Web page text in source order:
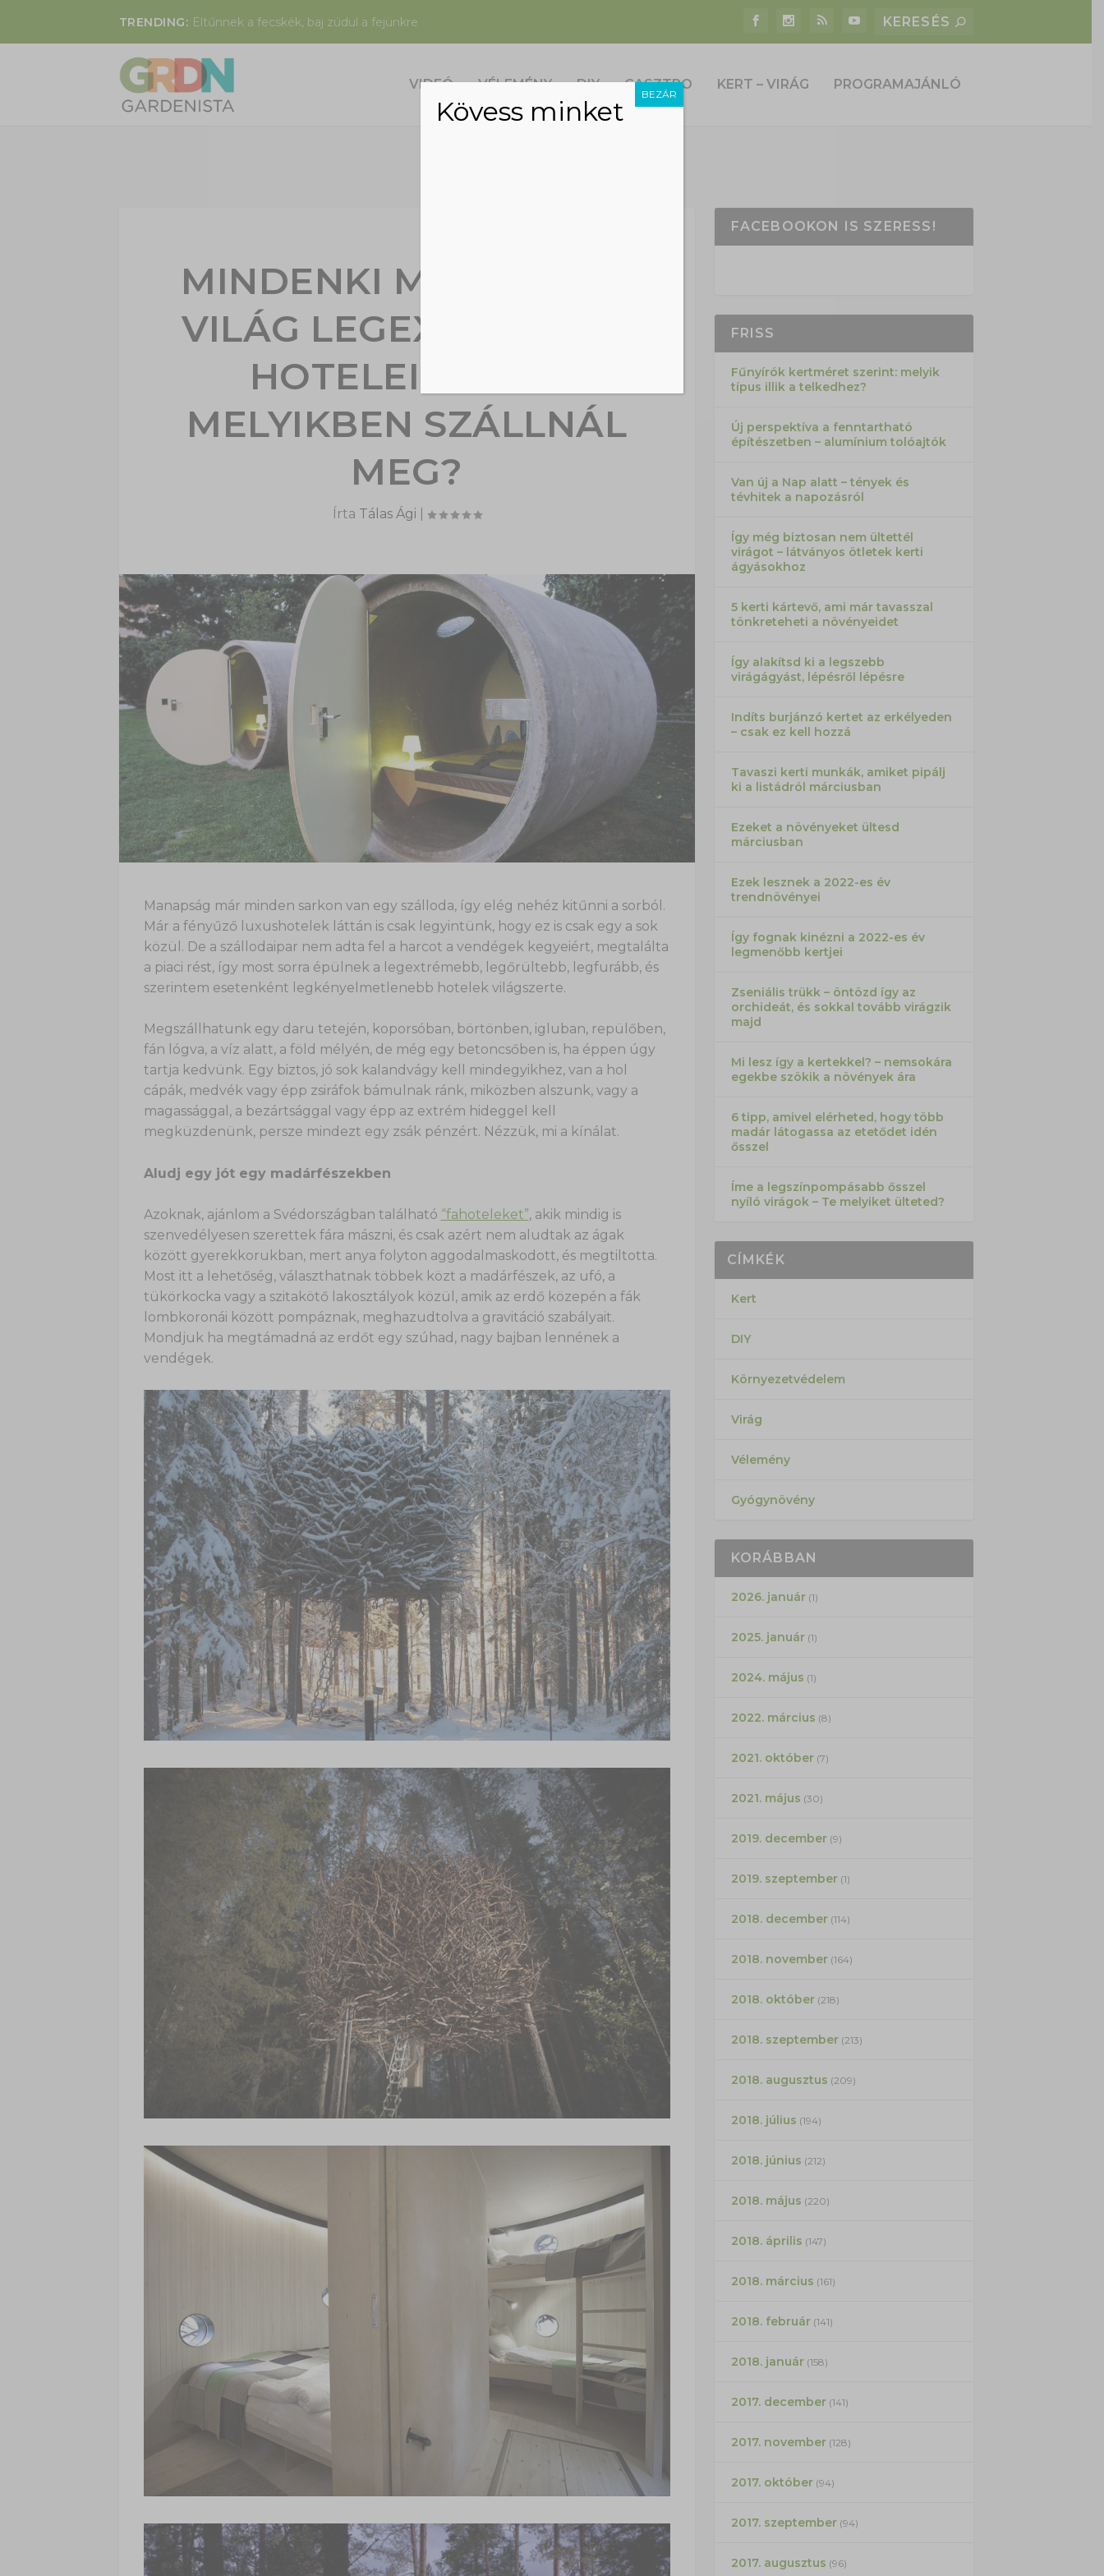
TRENDING: Eltűnnek a fecskék, baj zúdul a fejünkre
VIDEÓ VÉLEMÉNY DIY GASZTRO KERT – VIRÁG PROGRAMAJÁNLÓ
MINDENKI MEGŐRÜL A
VILÁG LEGEXTRÉMEBB
HOTELEIÉRT. TE
MELYIKBEN SZÁLLNÁL
MEG?
Írta Tálas Ági
Manapság már minden sarkon van egy szálloda, így elég nehéz kitűnni a sorból.
Már a fényűző luxushotelek láttán is csak legyintünk, hogy ez is csak egy a sok
közül. De a szállodaipar nem adta fel a harcot a vendégek kegyeiért, megtalálta
a piaci rést, így most sorra épülnek a legextrémebb, legőrültebb, legfurább, és
szerintem esetenként legkényelmetlenebb hotelek világszerte.
Megszállhatunk egy daru tetején, koporsóban, börtönben, igluban, repülőben,
fán lógva, a víz alatt, a föld mélyén, de még egy betoncsőben is, ha éppen úgy
tartja kedvünk. Egy biztos, jó sok kalandvágy kell mindegyikhez, van a hol
cápák, medvék vagy épp zsiráfok bámulnak ránk, miközben alszunk, vagy a
magassággal, a bezártsággal vagy épp az extrém hideggel kell
megküzdenünk, persze mindezt egy zsák pénzért. Nézzük, mi a kínálat.
Aludj egy jót egy madárfészekben
Azoknak, ajánlom a Svédországban található “fahoteleket”, akik mindig is
szenvedélyesen szerettek fára mászni, és csak azért nem aludtak az ágak
között gyerekkorukban, mert anya folyton aggodalmaskodott, és megtiltotta.
Most itt a lehetőség, választhatnak többek közt a madárfészek, az ufó, a
tükörkocka vagy a szitakötő lakosztályok közül, amik az erdő közepén a fák
lombkoronái között pompáznak, meghazudtolva a gravitáció szabályait.
Mondjuk ha megtámadná az erdőt egy szúhad, nagy bajban lennének a
vendégek.
FACEBOOKON IS SZERESS!
FRISS
Fűnyírók kertméret szerint: melyik
típus illik a telkedhez?
Új perspektíva a fenntartható
építészetben – alumínium tolóajtók
Van új a Nap alatt – tények és
tévhitek a napozásról
Így még biztosan nem ültettél
virágot – látványos ötletek kerti
ágyásokhoz
5 kerti kártevő, ami már tavasszal
tönkreteheti a növényeidet
Így alakítsd ki a legszebb
virágágyást, lépésről lépésre
Indíts burjánzó kertet az erkélyeden
– csak ez kell hozzá
Tavaszi kerti munkák, amiket pipálj
ki a listádról márciusban
Ezeket a növényeket ültesd
márciusban
Ezek lesznek a 2022-es év
trendnövényei
Így fognak kinézni a 2022-es év
legmenőbb kertjei
Zseniális trükk – öntözd így az
orchideát, és sokkal tovább virágzik
majd
Mi lesz így a kertekkel? – nemsokára
egekbe szökik a növények ára
6 tipp, amivel elérheted, hogy több
madár látogassa az etetődet idén
ősszel
Íme a legszínpompásabb ősszel
nyíló virágok – Te melyiket ülteted?
CÍMKÉK
Kert
DIY
Környezetvédelem
Virág
Vélemény
Gyógynövény
KORÁBBAN
2026. január(1)
2025. január(1)
2024. május (1)
2022. március (8)
2021. október(7)
2021. május (30)
2019. december(9)
2019. szeptember(1)
2018. december(114)
2018. november(164)
2018. október(218)
2018. szeptember(213)
2018. augusztus (209)
2018. július (194)
2018. június (212)
2018. május (220)
2018. április (147)
2018. március (161)
2018. február(141)
2018. január(158)
2017. december(141)
2017. november(128)
2017. október(94)
2017. szeptember(94)
2017. augusztus (96)
Kövess minket
BEZÁR